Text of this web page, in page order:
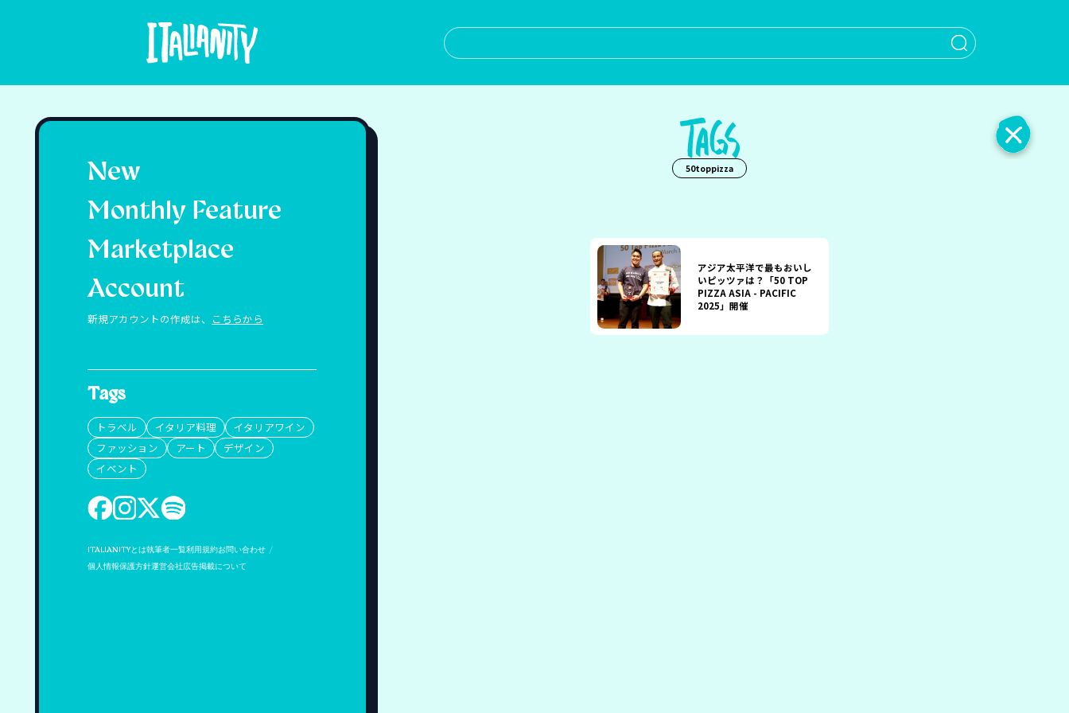
When
New
Monthly Feature
Marketplace
Account
新規アカウントの作成は、 こちらから
Tags
トラベル イタリア料理
イタリアワイン
ファッション
アート
デザイン
イベント
ITALIANITYとは執筆者一覧利用規約お問い合わせ
個人情報保護方針運営会社広告掲載について
50toppizza
アジア太平洋で最もおいし
いピッツァは？「50 TOP
PIZZA ASIA - PACIFIC
2025」開催